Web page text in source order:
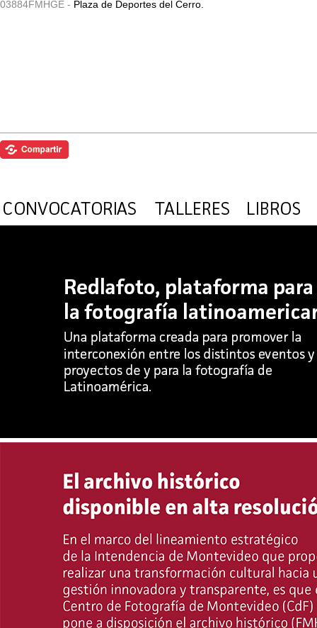
03884FMHGE - Plaza de Deportes del Cerro.